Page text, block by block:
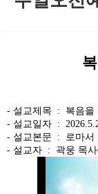
- 설교제목 : 복음을
- 설교일자 :
- 설교본문 :
로마서
- 설교자 : 곽웅 목